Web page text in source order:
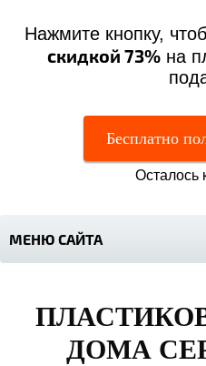
Нажмите кнопку,
скидкой 73%на
Бесплатно
Осталось
МЕНЮ САЙТА
ДОМА